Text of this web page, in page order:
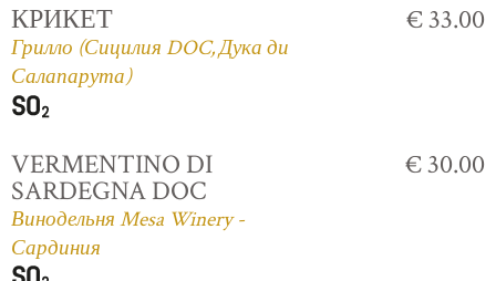
КРИКЕТ
Грилло (Сицилия DOC, Дука ди
Салапарута)
€ 33.00
VERMENTINO DI
SARDEGNA DOC
Винодельня Mesa Winery -
Сардиния
€ 30.00